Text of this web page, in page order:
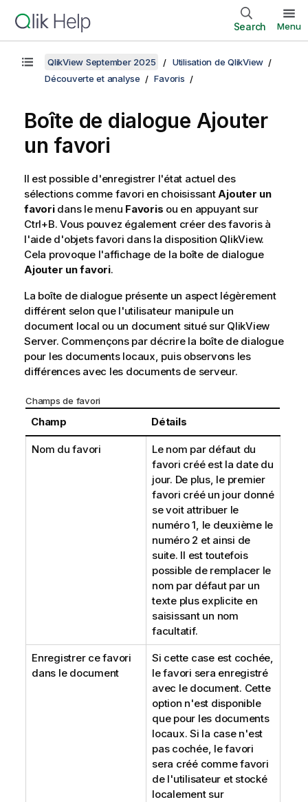
Search Menu
QlikView September 2025
Utilisation de QlikView
Découverte et analyse
Favoris
Boîte de dialogue Ajouter
un favori
Il est possible d'enregistrer l'état actuel des
sélections comme favori en choisissantAjouter un
favoridans le menu Favoris ou en appuyant sur
Ctrl+B. Vous pouvez également créer des favoris à
l'aide d'objets favori dans la disposition QlikView.
Cela provoque l'affichage de la boîte de dialogue
Ajouter un favori.
La boîte de dialogue présente un aspect légèrement
différent selon que l'utilisateur manipule un
document local ou un document situé sur QlikView
Server. Commençons par décrire la boîte de dialogue
pour les documents locaux, puis observons les
différences avec les documents de serveur.
Champs de favori
Champ Détails
Nom du favori
Le nom par défaut du
favori créé est la date du
jour. De plus, le premier
favori créé un jour donné
se voit attribuer le
numéro 1, le deuxième le
numéro 2 et ainsi de
suite. Il est toutefois
possible de remplacer le
nom par défaut par un
texte plus explicite en
saisissant un nom
facultatif.
Enregistrer ce favori
dans le document
Si cette case est cochée,
le favori sera enregistré
avec le document. Cette
option n'est disponible
que pour les documents
locaux. Si la case n'est
pas cochée, le favori
sera créé comme favori
de l'utilisateur et stocké
localement sur